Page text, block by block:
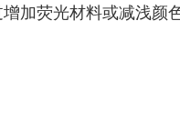
加荧光材料或减浅颜